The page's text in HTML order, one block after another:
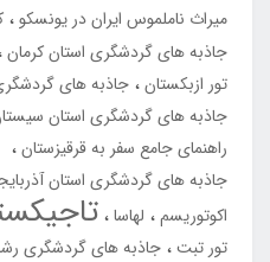
میراث ناملموس ایران در یونسکو
جاذبه های گردشگری استان کرمان
تور ازبکستان جاذبه های
جاذبه های گردشگری استان
راهنمای جامع سفر به قرقیزستان
جاذبه های گردشگری استان
اکوتوریسم
لهاسا
تور تبت جاذبه های گردشگری